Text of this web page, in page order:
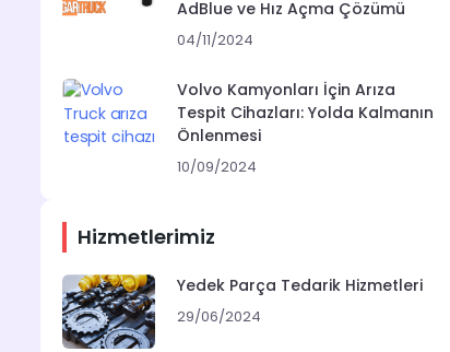
AdBlue ve Hız Açma Çözümü
04/11/2024
Volvo Kamyonları İçin Arıza
Tespit Cihazları: Yolda Kalmanın
Önlenmesi
10/09/2024
Hizmetlerimiz
Yedek Parça Tedarik Hizmetleri
29/06/2024